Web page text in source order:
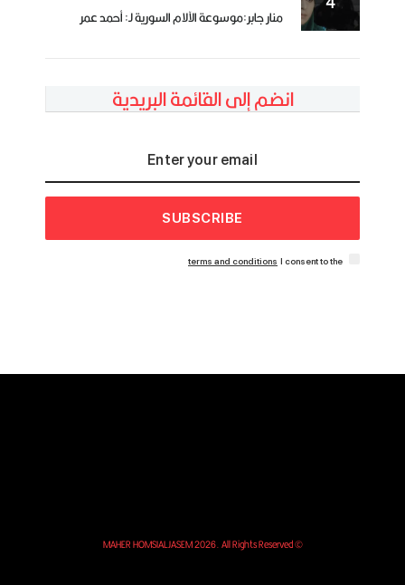
منار جابر:موسوعة الآلام السورية لـ: أحمد عمر
انضم إلى القائمة البريدية
SUBSCRIBE
I consent to the
terms and conditions
© MAHER HOMSIALJASEM 2026. All Rights Reserved